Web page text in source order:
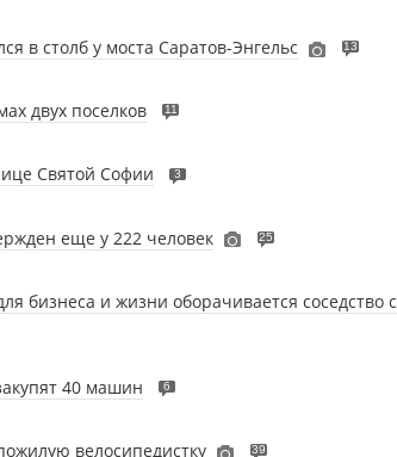
в столб у моста Саратов-Энгельс 13
двух поселков 11
Святой Софии 3
еще у 222 человек 25
бизнеса и жизни оборачивается соседство с
40 машин 6
велосипедистку 39